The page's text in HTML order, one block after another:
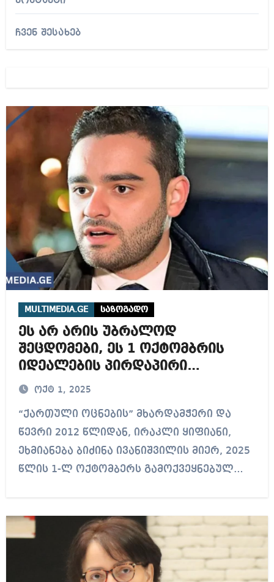
ჩვენ შესახებ
MULTIMEDIA.GE საზოგადო
ეს არ არის უბრალოდ
შეცდომები, ეს 1 ოქტომბრის
იდეალების პირდაპირი
ღალატია – პასუხი ბიძინა
ოქტ 1, 2025
“ქართული ოცნების” მხარდამჭერი და
წევრი 2012 წლიდან, ირაკლი ყიფიანი,
ეხმიანება ბიძინა ივანიშვილის მიერ, 2025
წლის 1-ლ ოქტომბერს გამოქვეყნებულ…